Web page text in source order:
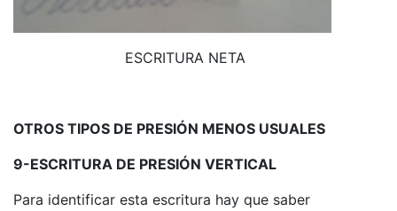
ESCRITURA NETA
OTROS TIPOS DE PRESIÓN MENOS USUALES
9-ESCRITURA DE PRESIÓN VERTICAL
Para identificar esta escritura hay que saber